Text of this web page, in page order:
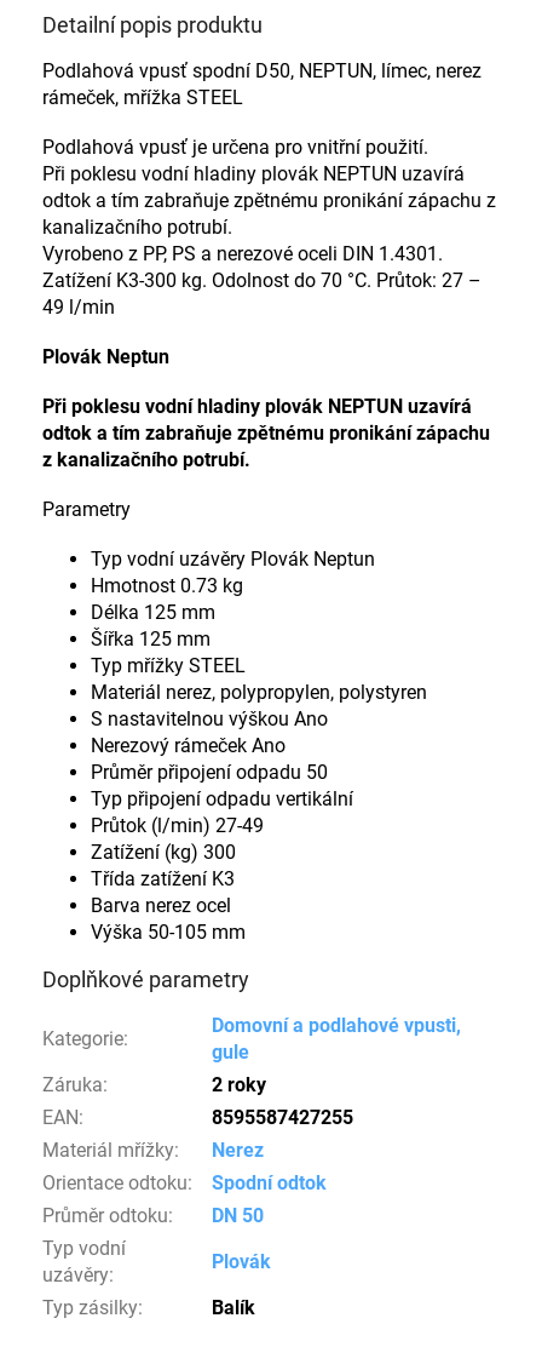
Detailní popis produktu
Podlahová vpusť spodní D50, NEPTUN, límec, nerez
rámeček, mřížka STEEL
Podlahová vpusť je určena pro vnitřní použití.
Při poklesu vodní hladiny plovák NEPTUN uzavírá
odtok a tím zabraňuje zpětnému pronikání zápachu z
kanalizačního potrubí.
Vyrobeno z PP, PS a nerezové oceli DIN 1.4301.
Zatížení K3-300 kg. Odolnost do 70 °C. Průtok: 27 –
49 l/min
Plovák Neptun
Při poklesu vodní hladiny plovák NEPTUN uzavírá
odtok a tím zabraňuje zpětnému pronikání zápachu
z kanalizačního potrubí.
Parametry
Typ vodní uzávěry Plovák Neptun
Hmotnost 0.73 kg
Délka 125 mm
Šířka 125 mm
Typ mřížky STEEL
Materiál nerez, polypropylen, polystyren
S nastavitelnou výškou Ano
Nerezový rámeček Ano
Průměr připojení odpadu 50
Typ připojení odpadu vertikální
Průtok (l/min) 27-49
Zatížení (kg) 300
Třída zatížení K3
Barva nerez ocel
Výška 50-105 mm
Doplňkové parametry
Kategorie:
Domovní a podlahové vpusti,
gule
Záruka:
2 roky
EAN:
8595587427255
Materiál mřížky:
Nerez
Orientace odtoku:
Spodní odtok
Průměr odtoku:
DN 50
Typ vodní
uzávěry:
Plovák
Typ zásilky: Balík